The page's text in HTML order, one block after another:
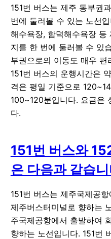
151번 버스는 제주 동부권
번에 둘러볼 수 있는 노선
해수욕장, 함덕해수욕장
지를 한 번에 둘러볼 수 있
부권으로의 이동도 매우 편
151번 버스의 운행시간은
격은 평일 기준으로
100~120분입니다. 요금은
다.
151번 버스와
은 다음과 같습
151번 버스는 제주국제공
제주버스터미널로 향하는
주국제공항에서 출발하여
향하는 노선입니다. 151번